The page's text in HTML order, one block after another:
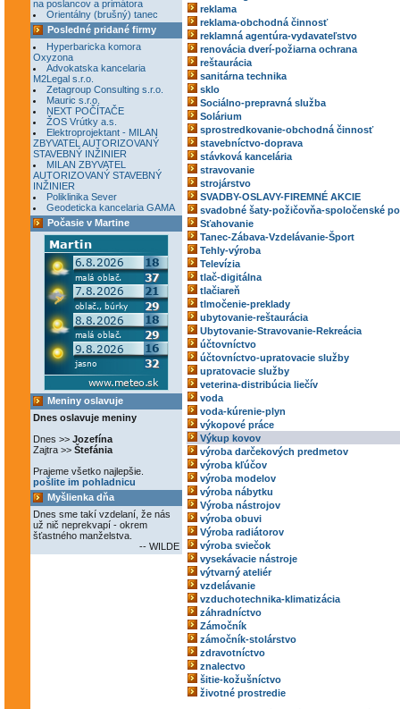
na poslancov a primátora
Orientálny (brušný) tanec
Posledné pridané firmy
Hyperbaricka komora
Oxyzona
Advokatska kancelaria
M2Legal s.r.o.
Zetagroup Consulting s.r.o.
Mauric s.r.o.
NEXT POČÍTAČE
ŽOS Vrútky a.s.
Elektroprojektant - MILAN
ZBYVATEL AUTORIZOVANÝ
STAVEBNÝ INŽINIER
MILAN ZBYVATEL
AUTORIZOVANÝ STAVEBNÝ
INŽINIER
Poliklinika Sever
Geodeticka kancelaria GAMA
Počasie v Martine
Meniny oslavuje
Dnes oslavuje meniny
Dnes >> Jozefína
Zajtra >> Štefánia
Prajeme všetko najlepšie.
pošlite im pohladnicu
Myšlienka dňa
Dnes sme takí vzdelaní, že nás
už nič neprekvapí - okrem
šťastného manželstva.
-- WILDE
reklama
reklama-obchodná činnosť
reklamná agentúra-vydavateľstvo
renovácia dverí-požiarna ochrana
reštaurácia
sanitárna technika
sklo
Sociálno-prepravná služba
Solárium
sprostredkovanie-obchodná činnosť
stavebníctvo-doprava
stávková kancelária
stravovanie
strojárstvo
SVADBY-OSLAVY-FIREMNÉ AKCIE
svadobné šaty-požičovňa-spoločenské
Sťahovanie
Tanec-Zábava-Vzdelávanie-Šport
Tehly-výroba
Televízia
tlač-digitálna
tlačiareň
tlmočenie-preklady
ubytovanie-reštaurácia
Ubytovanie-Stravovanie-Rekreácia
účtovníctvo
účtovníctvo-upratovacie služby
upratovacie služby
veterina-distribúcia liečív
voda
voda-kúrenie-plyn
výkopové práce
Výkup kovov
výroba darčekových predmetov
výroba kľúčov
výroba modelov
výroba nábytku
Výroba nástrojov
výroba obuvi
Výroba radiátorov
výroba sviečok
vysekávacie nástroje
výtvarný ateliér
vzdelávanie
vzduchotechnika-klimatizácia
záhradníctvo
Zámočník
zámočník-stolárstvo
zdravotníctvo
znalectvo
šitie-kožušníctvo
životné prostredie